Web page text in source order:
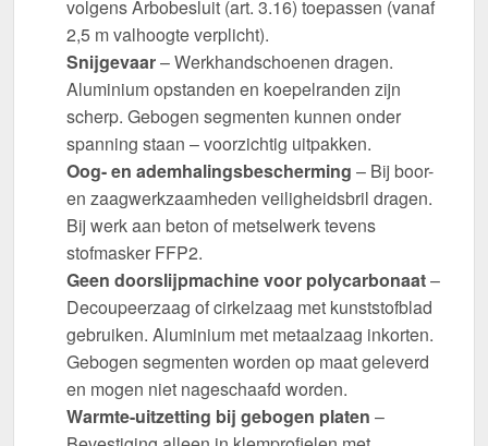
volgens Arbobesluit (art. 3.16) toepassen (vanaf
2,5 m valhoogte verplicht).
Snijgevaar– Werkhandschoenen dragen.
Aluminium opstanden en koepelranden zijn
scherp. Gebogen segmenten kunnen onder
spanning staan – voorzichtig uitpakken.
Oog- en ademhalingsbescherming – Bij boor-
en zaagwerkzaamheden veiligheidsbril dragen.
Bij werk aan beton of metselwerk tevens
stofmasker FFP2.
Geen doorslijpmachine voor polycarbonaat–
Decoupeerzaag of cirkelzaag met kunststofblad
gebruiken. Aluminium met metaalzaag inkorten.
Gebogen segmenten worden op maat geleverd
en mogen niet nageschaafd worden.
Warmte-uitzetting bij gebogen platen –